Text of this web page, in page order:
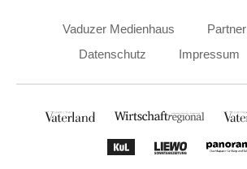
Vaduzer Medienhaus Partner
Datenschutz
Impressum